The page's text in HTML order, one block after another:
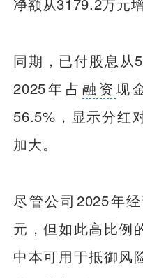
同期，已付股息从
2025年占 融资现
56.5%，显示分红
加大。
尽管公司2025年
元，但如此高比例
中本可用于抵御风